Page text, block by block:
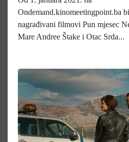
Ondemand.kinomeetingpoint.ba
nagrađivani filmovi Pun mjesec
Mare Andree Štake i Otac Srda...